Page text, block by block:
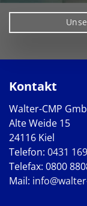
Kontakt
Walter-CMP
Alte Weide 15
24116 Kiel
Telefon: 0431
Telefax: 0800
Mail: